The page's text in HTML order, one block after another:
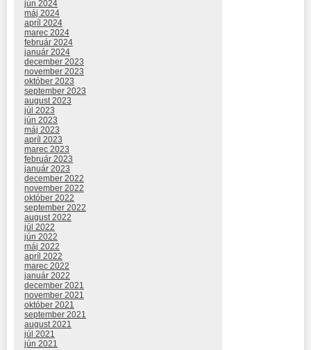
jún 2024
máj 2024
apríl 2024
marec 2024
február 2024
január 2024
december 2023
november 2023
október 2023
september 2023
august 2023
júl 2023
jún 2023
máj 2023
apríl 2023
marec 2023
február 2023
január 2023
december 2022
november 2022
október 2022
september 2022
august 2022
júl 2022
jún 2022
máj 2022
apríl 2022
marec 2022
január 2022
december 2021
november 2021
október 2021
september 2021
august 2021
júl 2021
jún 2021